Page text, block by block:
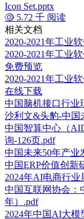
Icon Set.pptx
5.72 千 阅读
相关文档
2020-2021年工业
2020-2021年工业
免费预览
2020-2021年工业
在线下载
中国脑机接口行业
沙利文&头豹-中国
中国智算中心（
询-126页.pdf
中国未来50年产业
中国ERP价值创新
2024年AI电商行
中国互联网协会：
年）.pdf
2024年中国AI大模